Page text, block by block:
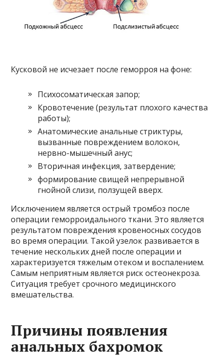
Кусковой не исчезает после геморроя на фоне:
Психосоматическая запор;
Кровотечение (результат плохого качества
работы);
Анатомические анальные стриктуры,
вызванные повреждением волокон,
нервно-мышечный анус;
Вторичная инфекция, затвердение;
формирование свищей непрерывной
гнойной слизи, ползущей вверх.
Исключением является острый тромбоз после
операции геморроидального ткани. Это является
результатом повреждения кровеносных сосудов
во время операции. Такой узелок развивается в
течение нескольких дней после операции и
характеризуется тяжелым отеком и воспалением.
Самым неприятным является риск остеонекроза.
Ситуация требует срочного медицинского
вмешательства.
Причины появления
анальных бахромок